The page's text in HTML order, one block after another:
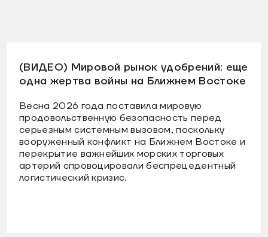
(ВИДЕО) Мировой рынок удобрений: еще
одна жертва войны на Ближнем Востоке
Весна 2026 года поставила мировую
продовольственную безопасность перед
серьезным системным вызовом, поскольку
вооруженный конфликт на Ближнем Востоке и
перекрытие важнейших морских торговых
артерий спровоцировали беспрецедентный
логистический кризис.